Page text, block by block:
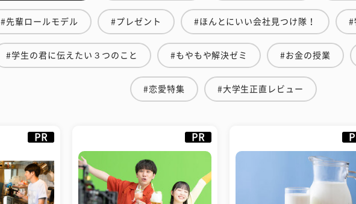
#先輩ロールモデル #プレゼント #ほんとにいい会社見つけ隊！ #
#学生の君に伝えたい３つのこと #もやもや解決ゼミ #お金の授業
#恋愛特集 #大学生正直レビュー
PR PR